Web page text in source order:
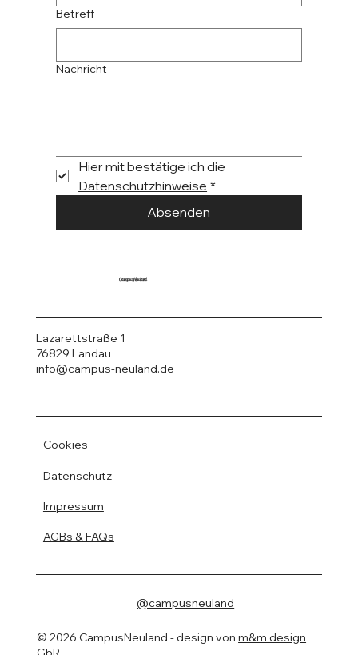
Cookies
Datenschutz
Impressum
AGBs & FAQs
CampusNeuland
Lazarettstraße 1
76829 Landau
info@campus-neuland.de
© 2026 CampusNeuland - design vonm&m design
@campusneuland
Betreff
Nachricht
Datenschutzhinweise *
Absenden